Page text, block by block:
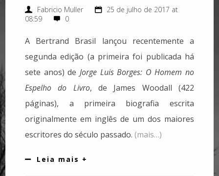
Fabricio Muller
25 de julho de 2017 at
08:59
0
A Bertrand Brasil lançou recentemente a
segunda edição (a primeira foi publicada há
sete anos) de Jorge Luis Borges: O Homem no
Espelho do Livro, de James Woodall (422
páginas), a primeira biografia escrita
originalmente em inglês de um dos maiores
escritores do século passado.(mais…)
Leia mais +